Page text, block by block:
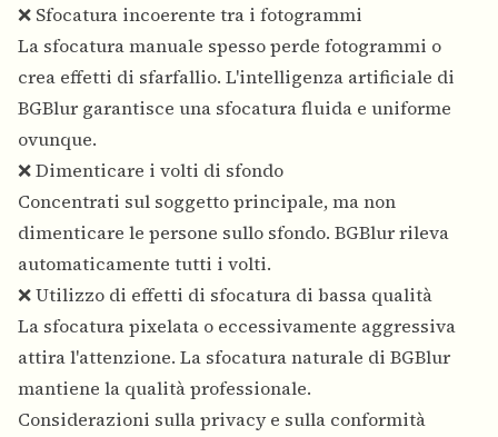
❌ Sfocatura incoerente tra i fotogrammi
La sfocatura manuale spesso perde fotogrammi o
crea effetti di sfarfallio. L'intelligenza artificiale di
BGBlur garantisce una sfocatura fluida e uniforme
ovunque.
❌ Dimenticare i volti di sfondo
Concentrati sul soggetto principale, ma non
dimenticare le persone sullo sfondo. BGBlur rileva
automaticamente tutti i volti.
❌ Utilizzo di effetti di sfocatura di bassa qualità
La sfocatura pixelata o eccessivamente aggressiva
attira l'attenzione. La sfocatura naturale di BGBlur
mantiene la qualità professionale.
Considerazioni sulla privacy e sulla conformità